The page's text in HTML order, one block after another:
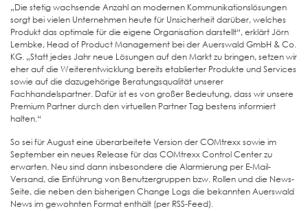
„Die stetig wachsende Anzahl an modernen Kommunikationslösungen
sorgt bei vielen Unternehmen heute für Unsicherheit darüber, welches
Produkt das optimale für die eigene Organisation darstellt“, erklärt Jörn
Lembke, Head of Product Management bei der Auerswald GmbH & Co.
KG. „Statt jedes Jahr neue Lösungen auf den Markt zu bringen, setzen wir
eher auf die Weiterentwicklung bereits etablierter Produkte und Services
sowie auf die dazugehörige Beratungsqualität unserer
Fachhandelspartner. Dafür ist es von großer Bedeutung, dass wir unsere
Premium Partner durch den virtuellen Partner Tag bestens informiert
halten.“
So sei für August eine überarbeitete Version der COMtrexx sowie im
September ein neues Release für das COMtrexx Control Center zu
erwarten. Neu sind dann insbesondere die Alarmierung per E-Mail-
Versand, die Einführung von Benutzergruppen bzw. Rollen und die News-
Seite, die neben den bisherigen Change Logs die bekannten Auerswald
News im gewohnten Format enthält (per RSS-Feed).